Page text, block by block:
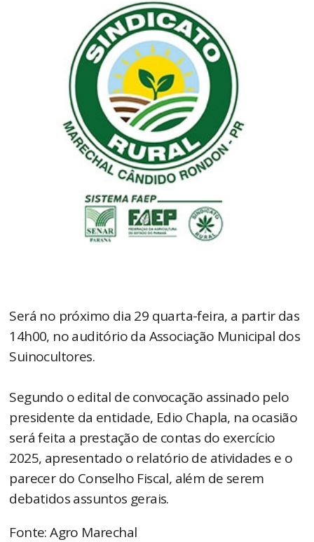
Será no próximo dia 29 quarta-feira, a partir das
14h00, no auditório da Associação Municipal dos
Suinocultores.
Segundo o edital de convocação assinado pelo
presidente da entidade, Edio Chapla, na ocasião
será feita a prestação de contas do exercício
2025, apresentado o relatório de atividades e o
parecer do Conselho Fiscal, além de serem
debatidos assuntos gerais.
Fonte: Agro Marechal